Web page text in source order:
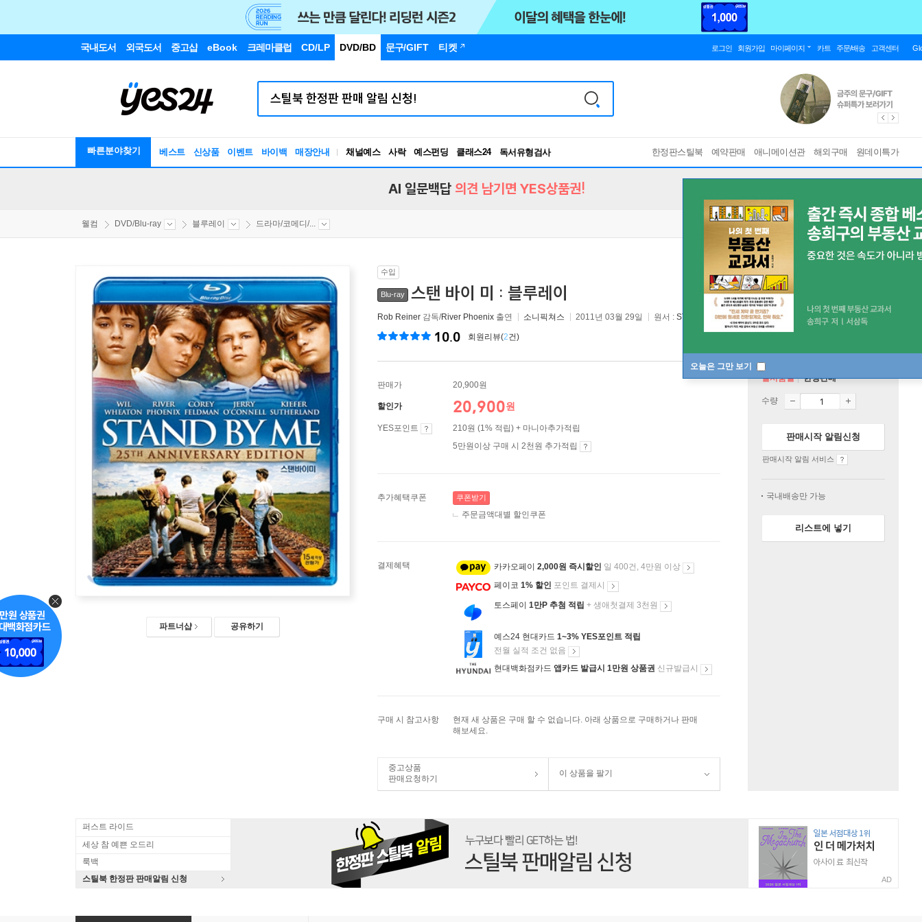
국내도서 외국도서 중고샵 eBook 크레마클럽 CD/LP DVD/BD 문구/GIFT 티켓 로그인 회원가입 마이페이지 카트 주문/배송 고객센터
빠른분야찾기 베스트 신상품 이벤트 바이백 매장안내 채널예스 사락 예스펀딩 클래스24
독서유형검사
RBTI Lab
한정판스틸북 예약판매 애니메이션관 해외구매 원데이특가
오늘은 그만 보기
AI 일문백답 의견 남기면 YES상품권!
웰컴 DVD/Blu-ray 블루레이 드라마/코메디/...
파트너샵 공유하기
수입
Blu-ray 스탠 바이 미 : 블루레이
Rob Reiner 감독/River Phoenix 출연 소니픽쳐스 2011년 03월 29일 원서 : STAND BY ME
10.0 회원리뷰(2건)
판매가 20,900원
할인가 20,900원
YES포인트
210원 (1% 적립) + 마니아추가적립
5만원이상 구매 시 2천원 추가적립
추가혜택쿠폰 쿠폰받기
주문금액대별 할인쿠폰
결제혜택 카카오페이 2,000원 즉시할인 일 400건, 4만원 이상
페이코 1% 할인 포인트 결제시
토스페이 1만P 추첨 적립 + 생애첫결제 3천원
예스24 현대카드 1~3% YES포인트 적립
전월 실적 조건 없음
현대백화점카드 앱카드 발급시 1만원 상품권 신규발급시
구매 시 참고사항
현재 새 상품은 구매 할 수 없습니다. 아래 상품으로 구매하거나 판매
해보세요.
중고상품
판매요청하기
이 상품을 팔기
일시품절 한정판매
수량
판매시작 알림신청
판매시작 알림 서비스
국내배송만 가능
리스트에 넣기
퍼스트 라이드
세상 참 예쁜 오드리
룩백
스틸북 한정판 판매알림 신청
AD